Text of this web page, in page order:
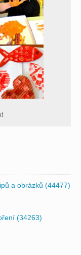
a obrázků (44477)
(34263)